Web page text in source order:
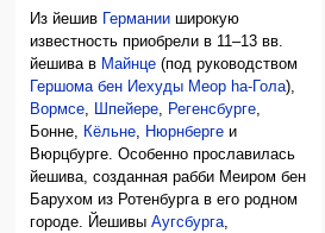
Из йешив
Германии широкую
известность приобрели в 11–13 вв.
йешива в Майнце (под руководством
Гершома бен Иехуды Меор hа-Гола),
Вормсе, Шпейере, Регенсбурге,
Бонне, Кёльне, Нюрнберге и
Вюрцбурге. Особенно прославилась
йешива, созданная рабби Меиром бен
Барухом из Ротенбурга в его родном
городе. ЙешивыАугсбурга,